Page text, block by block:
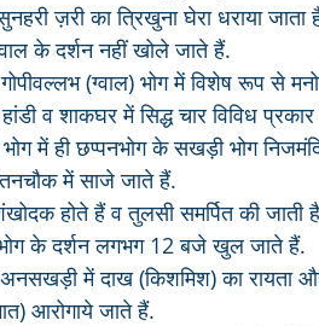
ज़री का त्रिखुना घेरा धराया जाता
के दर्शन नहीं खोले जाते हैं.
(ग्वाल) भोग में विशेष रूप से
हांडी व शाकघर में सिद्ध चार विविध
भोग में ही छप्पनभोग के सखड़ी भोग
में साजे जाते हैं.
होते हैं व तुलसी समर्पित की जाती
के दर्शन लगभग 12 बजे खुल जाते हैं.
में दाख (किशमिश) का रायता
आरोगाये जाते हैं.